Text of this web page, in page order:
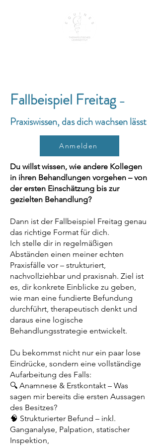
Fallbeispiel Freitag –
Praxiswissen, das dich wachsen lässt
Anmelden
Du willst wissen, wie andere Kollegen
in ihren Behandlungen vorgehen – von
der ersten Einschätzung bis zur
gezielten Behandlung?
Dann ist der Fallbeispiel Freitag genau
das richtige Format für dich.
Ich stelle dir in regelmäßigen
Abständen einen meiner echten
Praxisfälle vor – strukturiert,
nachvollziehbar und praxisnah. Ziel ist
es, dir konkrete Einblicke zu geben,
wie man eine fundierte Befundung
durchführt, therapeutisch denkt und
daraus eine logische
Behandlungsstrategie entwickelt.
Du bekommst nicht nur ein paar lose
Eindrücke, sondern eine vollständige
Aufarbeitung des Falls:
🔍 Anamnese & Erstkontakt – Was
sagen mir bereits die ersten Aussagen
des Besitzes?
🧠 Strukturierter Befund – inkl.
Ganganalyse, Palpation, statischer
Inspektion,